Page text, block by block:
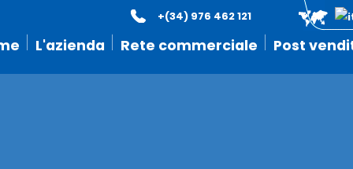
L'azienda Rete commerciale Post
+(34) 976 462 121